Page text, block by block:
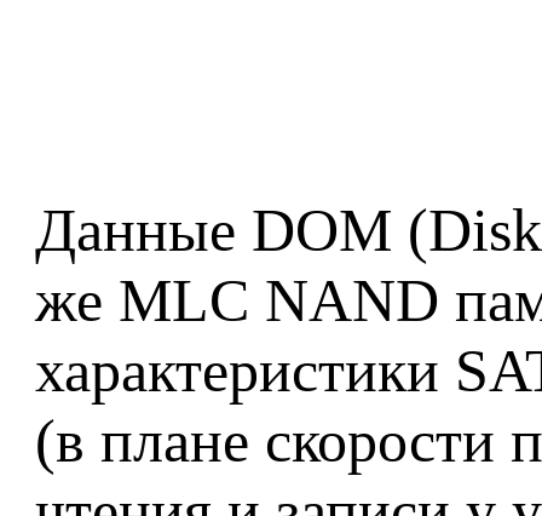
Данные DOM
же MLC NAND
характеристики
(в плане скорости